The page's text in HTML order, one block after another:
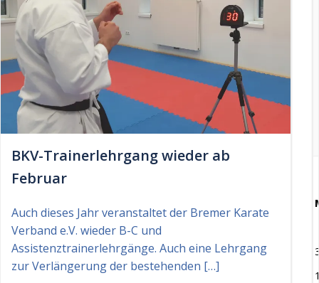
BKV-Trainerlehrgang wieder ab
Februar
Auch dieses Jahr veranstaltet der Bremer Karate
Verband e.V. wieder B-C und
Assistenztrainerlehrgänge. Auch eine Lehrgang
zur Verlängerung der bestehenden […]